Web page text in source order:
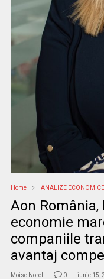
Home ANALIZE ECONOMICE
Aon
economie
companiile
avantaj
Moise Norel 0 iunie 15,